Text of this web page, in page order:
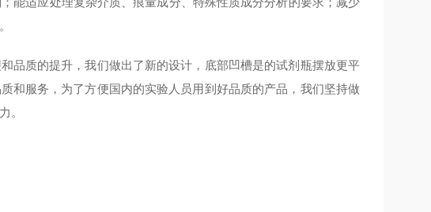
品质的提升，我们做出了新的设计，底部凹槽是的试剂瓶摆放更平
和服务，为了方便国内的实验人员用到好品质的产品，我们坚持做
。